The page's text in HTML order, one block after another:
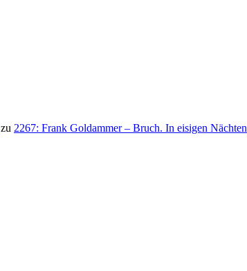
zu 2267: Frank Goldammer – Bruch. In eisigen Nächten